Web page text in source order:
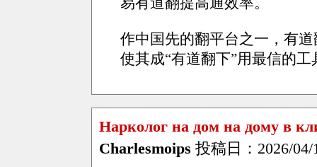
作中国先的翻平台之一，有
使其成“有道翻下”用最信的工
Нарколог на дом на дому в
Charlesmoips 投稿日：2026/